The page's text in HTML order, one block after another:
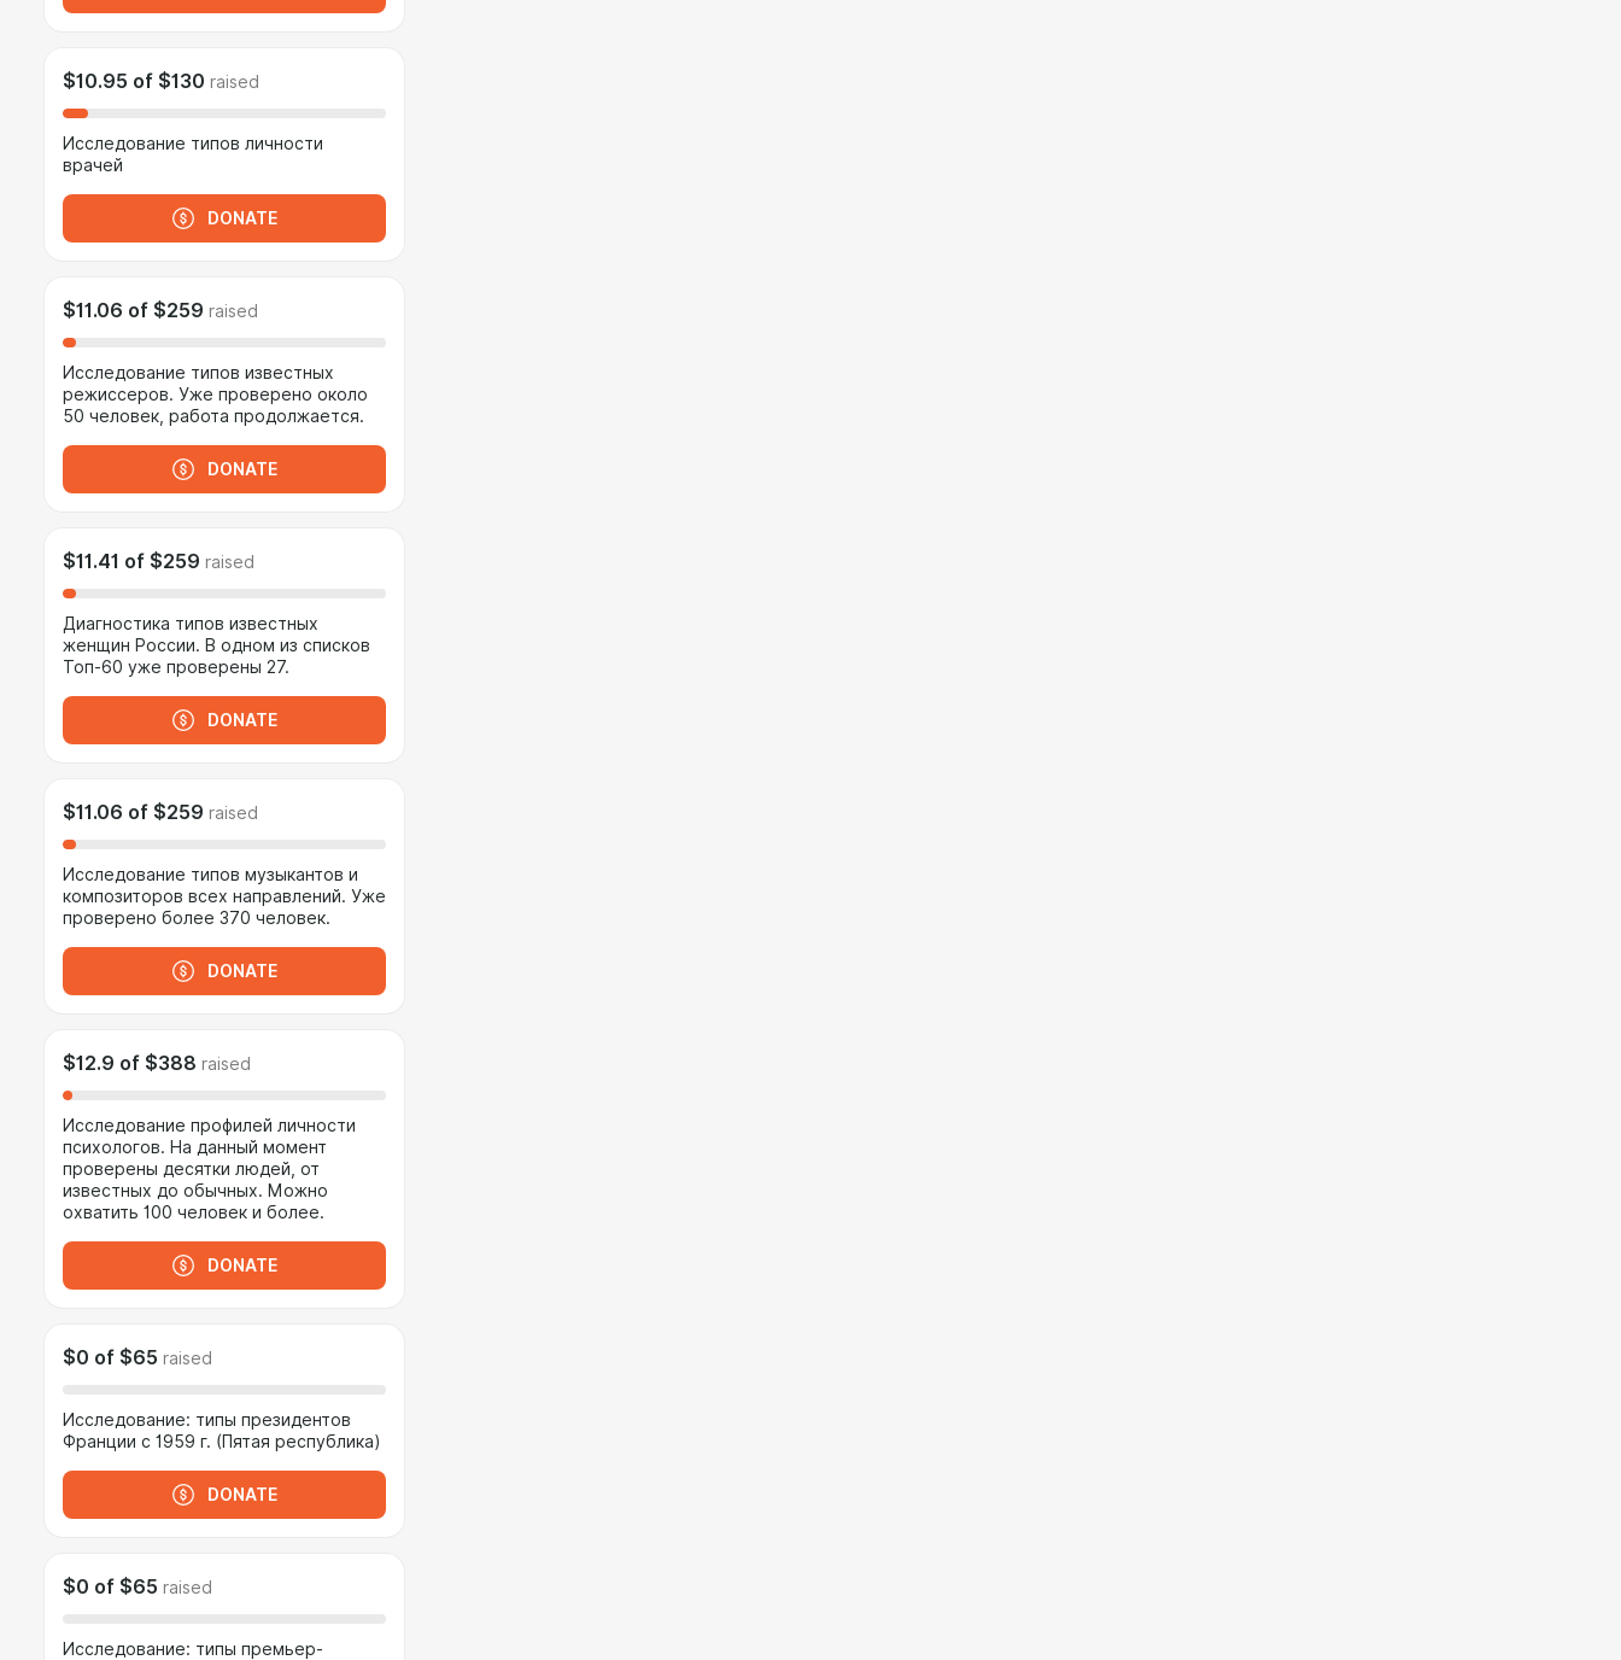
$10.95 of $130 raised
Исследование типов личности
врачей
DONATE
$11.06 of $259 raised
Исследование типов известных
режиссеров. Уже проверено около
50 человек, работа продолжается.
DONATE
$11.41 of $259 raised
Диагностика типов известных
женщин России. В одном из списков
Топ-60 уже проверены 27.
DONATE
$11.06 of $259 raised
Исследование типов музыкантов и
композиторов всех направлений. Уже
проверено более 370 человек.
DONATE
$12.9 of $388 raised
Исследование профилей личности
психологов. На данный момент
проверены десятки людей, от
известных до обычных. Можно
охватить 100 человек и более.
DONATE
$0 of $65 raised
Исследование: типы президентов
Франции с 1959 г. (Пятая республика)
DONATE
$0 of $65 raised
Исследование: типы премьер-